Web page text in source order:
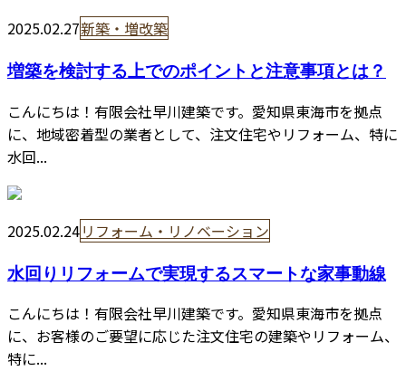
2025.02.27新築・増改築
増築を検討する上でのポイントと注意事項とは？
こんにちは！有限会社早川建築です。愛知県東海市を拠点
に、地域密着型の業者として、注文住宅やリフォーム、特に
水回...
2025.02.24リフォーム・リノベーション
水回りリフォームで実現するスマートな家事動線
こんにちは！有限会社早川建築です。愛知県東海市を拠点
に、お客様のご要望に応じた注文住宅の建築やリフォーム、
特に...